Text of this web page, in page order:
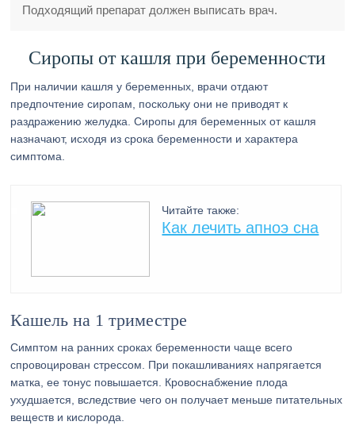
Подходящий препарат должен выписать врач.
Сиропы от кашля при беременности
При наличии кашля у беременных, врачи отдают
предпочтение сиропам, поскольку они не приводят к
раздражению желудка. Сиропы для беременных от кашля
назначают, исходя из срока беременности и характера
симптома.
Читайте также:
Как лечить апноэ сна
Кашель на 1 триместре
Симптом на ранних сроках беременности чаще всего
спровоцирован стрессом. При покашливаниях напрягается
матка, ее тонус повышается. Кровоснабжение плода
ухудшается, вследствие чего он получает меньше питательных
веществ и кислорода.